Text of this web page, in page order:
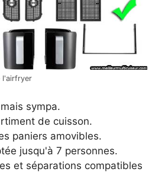
l'airfryer
sympa.
de cuisson.
paniers amovibles.
jusqu'à 7 personnes.
et séparations compatibles